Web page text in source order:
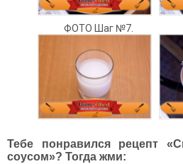
ФОТО Шаг №7.
Тебе понравился рецепт
соусом»? Тогда жми: